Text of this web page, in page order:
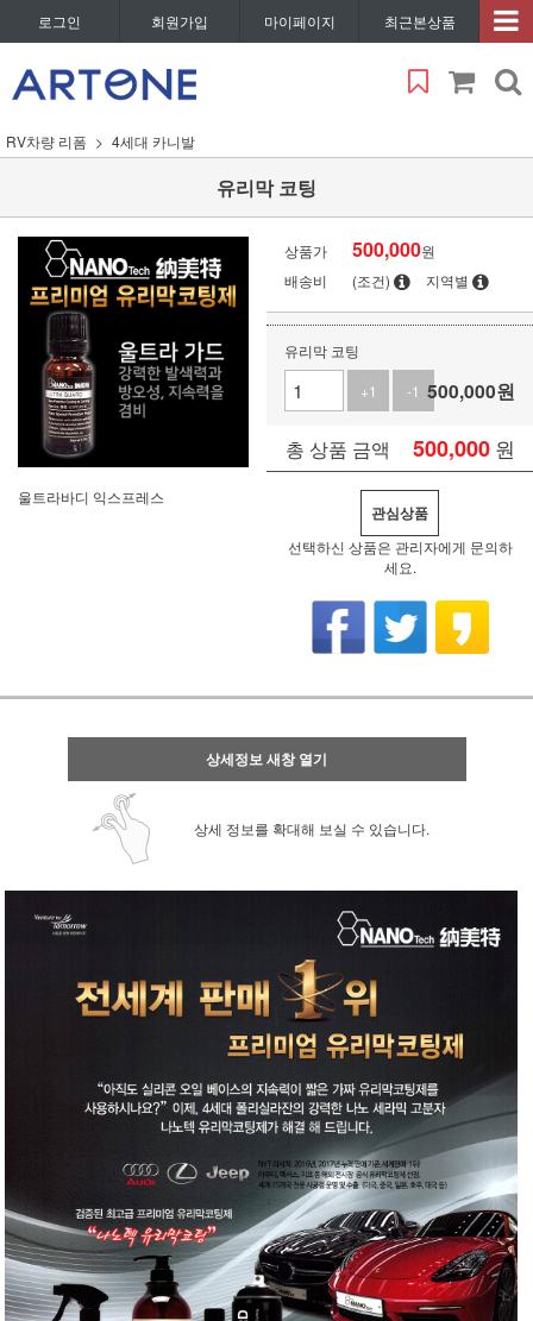
로그인 회원가입 마이페이지 최근본상품
RV차량 리폼 4세대 카니발
유리막 코팅
울트라바디 익스프레스
상품가 500,000원
배송비
(조건) 지역별
유리막 코팅
+1
-1 500,000원
총 상품 금액 500,000 원
관심상품
선택하신 상품은 관리자에게 문의하
세요.
상세정보 새창 열기
상세 정보를 확대해 보실 수 있습니다.